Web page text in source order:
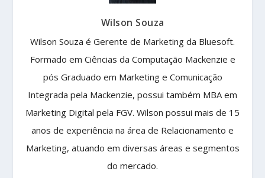
Wilson Souza
Wilson Souza é Gerente de Marketing da Bluesoft.
Formado em Ciências da Computação Mackenzie e
pós Graduado em Marketing e Comunicação
Integrada pela Mackenzie, possui também MBA em
Marketing Digital pela FGV. Wilson possui mais de 15
anos de experiência na área de Relacionamento e
Marketing, atuando em diversas áreas e segmentos
do mercado.